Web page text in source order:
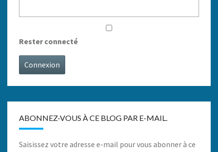
Rester connecté
Connexion
ABONNEZ-VOUS À CE BLOG PAR E-MAIL.
Saisissez votre adresse e-mail pour vous abonner à ce